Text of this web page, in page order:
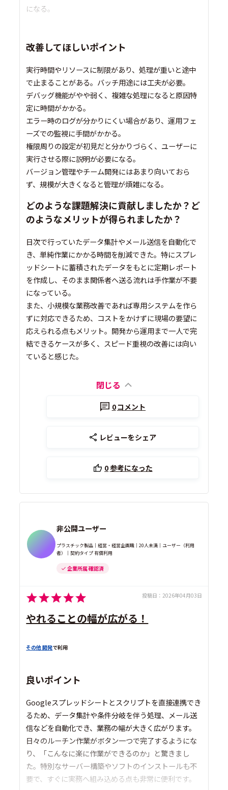
になる。
改善してほしいポイント
実行時間やリソースに制限があり、処理が重いと途中
で止まることがある。バッチ用途には工夫が必要。
デバッグ機能がやや弱く、複雑な処理になると原因特
定に時間がかかる。
エラー時のログが分かりにくい場合があり、運用フェ
ーズでの監視に手間がかかる。
権限周りの設定が初見だと分かりづらく、ユーザーに
実行させる際に説明が必要になる。
バージョン管理やチーム開発にはあまり向いておら
ず、規模が大きくなると管理が煩雑になる。
どのような課題解決に貢献しましたか？ど
のようなメリットが得られましたか？
日次で行っていたデータ集計やメール送信を自動化で
き、単純作業にかかる時間を削減できた。特にスプレ
ッドシートに蓄積されたデータをもとに定期レポート
を作成し、そのまま関係者へ送る流れは手作業が不要
になっている。
また、小規模な業務改善であれば専用システムを作ら
ずに対応できるため、コストをかけずに現場の要望に
応えられる点もメリット。開発から運用まで一人で完
結できるケースが多く、スピード重視の改善には向い
ていると感じた。
閉じる
0コメント
レビューをシェア
0参考になった
非公開ユーザー
プラスチック製品｜経営・経営企画職｜20人未満｜ユーザー（利用
者）｜契約タイプ 有償利用
企業所属 確認済
投稿日： 2026年04月03日
やれることの幅が広がる！
その他 開発で利用
良いポイント
Googleスプレッドシートとスクリプトを直接連携でき
るため、データ集計や条件分岐を伴う処理、メール送
信などを自動化でき、業務の幅が大きく広がります。
日々のルーチン作業がボタン一つで完了するようにな
り、「こんなに楽に作業ができるのか」と驚きまし
た。特別なサーバー構築やソフトのインストールも不
要で、すぐに実務へ組み込める点も非常に便利です。